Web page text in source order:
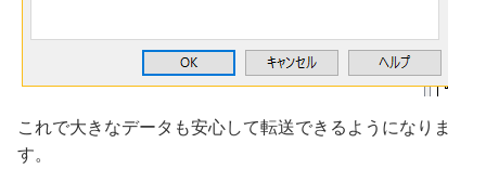
これで大きなデータも安心して転送できるようになりま
す。